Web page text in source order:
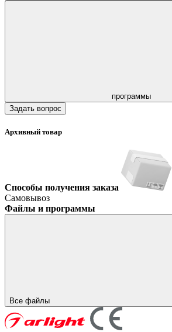
программы
Задать вопрос
Архивный товар
Способы получения заказа
Самовывоз
Файлы и программы
Все файлы